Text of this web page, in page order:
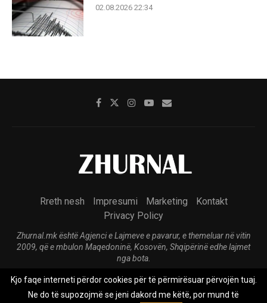
02.08.2026 22:34
Rreth nesh Impresumi Marketing
Kontakt
Privacy Policy
Zhurnal.mk është Agjenci e Lajmeve e pavarur, e themeluar në vitin
2009, që e mbulon Maqedoninë, Kosovën, Shqipërinë edhe lajmet
nga bota.
@2026 - All Right Reserved. Designed and Developed by
Anet.Com.Mk
Kjo faqe interneti përdor cookies për të përmirësuar përvojën tuaj.
Ne do të supozojmë se jeni dakord me këtë, por mund të